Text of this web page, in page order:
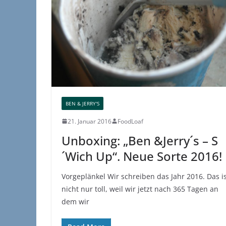
BEN & JERRY'S
21. Januar 2016 FoodLoaf
Unboxing: „Ben &Jerry´s – S
´Wich Up“. Neue Sorte 2016!
Vorgeplänkel Wir schreiben das Jahr 2016. Das
nicht nur toll, weil wir jetzt nach 365 Tagen an
dem wir